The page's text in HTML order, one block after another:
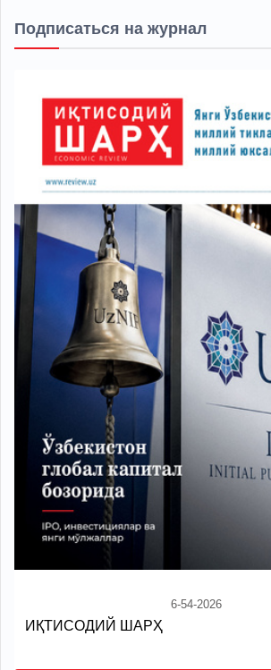
Подписаться на журнал
6-54-2026
ИҚТИСОДИЙ ШАРҲ